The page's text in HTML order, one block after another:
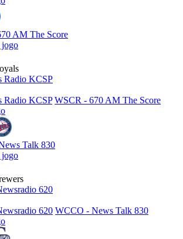
AM The Score
jogo
Radio KCSP
Radio KCSP WSCR - 670 AM The Score
Talk 830
jogo
620
620 WCCO - News Talk 830